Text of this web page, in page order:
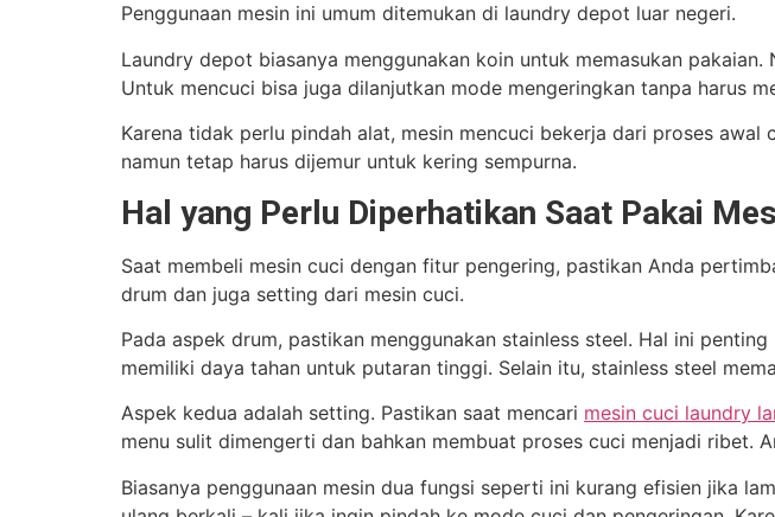
Penggunaan mesin ini umum ditemukan di laundry depot luar negeri.
Laundry depot biasanya menggunakan koin untuk memasukan
Untuk mencuci bisa juga dilanjutkan mode mengeringkan tanpa harus
Karena tidak perlu pindah alat, mesin mencuci bekerja dari proses
namun tetap harus dijemur untuk kering sempurna.
Hal yang Perlu Diperhatikan Saat Pakai
Saat membeli mesin cuci dengan fitur pengering, pastikan Anda
drum dan juga setting dari mesin cuci.
Pada aspek drum, pastikan menggunakan stainless steel. Hal ini
memiliki daya tahan untuk putaran tinggi. Selain itu, stainless steel
Aspek kedua adalah setting. Pastikan saat mencari mesin cuci laundry
menu sulit dimengerti dan bahkan membuat proses cuci menjadi ribet.
Biasanya penggunaan mesin dua fungsi seperti ini kurang efisien jika